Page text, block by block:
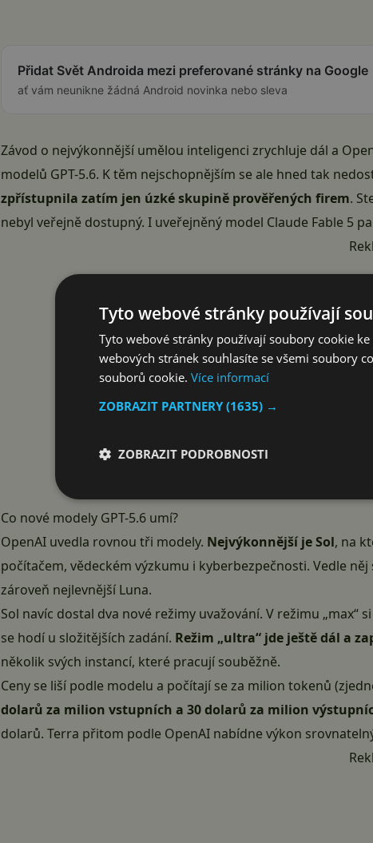
Přidat Svět Androida mezi preferované stránky na Google
ať vám neunikne žádná Android novinka nebo sleva
Závod o nejvýkonnější umělou inteligenci zrychluje dál a
modelů GPT-5.6. K těm nejschopnějším se ale hned tak
zpřístupnila zatím jen úzké skupině prověřených firem.
nebyl veřejně dostupný. I uveřejněný model Claude Fable 5
Co nové modely GPT-5.6 umí?
OpenAI uvedla rovnou tři modely. Nejvýkonnější je Sol, na
počítačem, vědeckém výzkumu i kyberbezpečnosti. Vedle
zároveň nejlevnější Luna.
Sol navíc dostal dva nové režimy uvažování. V režimu
se hodí u složitějších zadání. Režim „ultra“ jde ještě dál a
několik svých instancí, které pracují souběžně.
Ceny se liší podle modelu a počítají se za milion tokenů
dolarů za milion vstupních a 30 dolarů za milion
dolarů. Terra přitom podle OpenAI nabídne výkon
Tyto webové stránky používají
Tyto webové stránky používají soubory cookie
webových stránek souhlasíte se všemi soubory
souborů cookie. Více informací
ZOBRAZIT PARTNERY(1635) →
ZOBRAZIT PODROBNOSTI